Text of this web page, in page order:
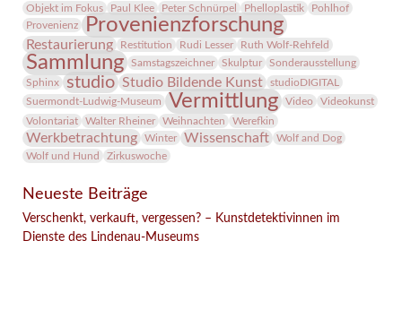
Objekt im Fokus
Paul Klee Peter Schnürpel Phelloplastik
Pohlhof
Provenienz
Provenienzforschung
Restaurierung Restitution Rudi Lesser Ruth Wolf-Rehfeld
Sammlung Samstagszeichner Skulptur
Sonderausstellung
Sphinx
studio Studio Bildende Kunst
studioDIGITAL
Suermondt-Ludwig-Museum
Vermittlung Video
Videokunst
Volontariat
Walter Rheiner Weihnachten Werefkin
Werkbetrachtung Winter Wissenschaft
Wolf and Dog
Wolf und Hund
Zirkuswoche
Neueste Beiträge
Verschenkt, verkauft, vergessen? – Kunstdetektivinnen im
Dienste des Lindenau-Museums